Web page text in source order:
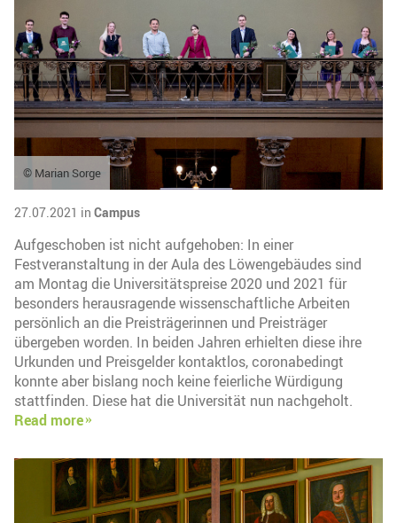
© Marian Sorge
27.07.2021 in Campus
Aufgeschoben ist nicht aufgehoben: In einer
Festveranstaltung in der Aula des Löwengebäudes sind
am Montag die Universitätspreise 2020 und 2021 für
besonders herausragende wissenschaftliche Arbeiten
persönlich an die Preisträgerinnen und Preisträger
übergeben worden. In beiden Jahren erhielten diese ihre
Urkunden und Preisgelder kontaktlos, coronabedingt
konnte aber bislang noch keine feierliche Würdigung
stattfinden. Diese hat die Universität nun nachgeholt.
Read more